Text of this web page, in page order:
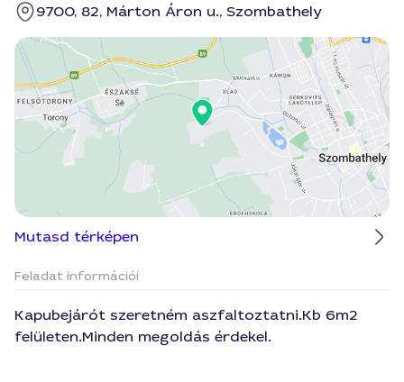
9700, 82, Márton Áron u., Szombathely
Mutasd térképen
Feladat információi
Kapubejárót szeretném aszfaltoztatni.Kb 6m2
felületen.Minden megoldás érdekel.